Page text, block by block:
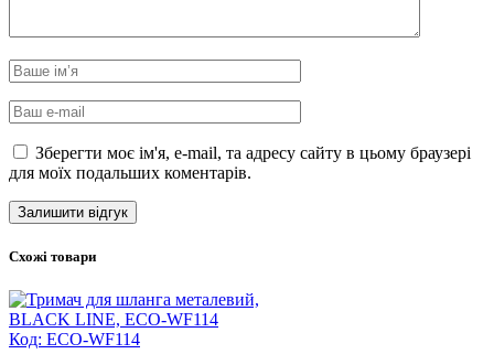
Зберегти моє ім'я, e-mail, та адресу сайту в цьому браузері
для моїх подальших коментарів.
Схожі товари
Код: ECO-WF114